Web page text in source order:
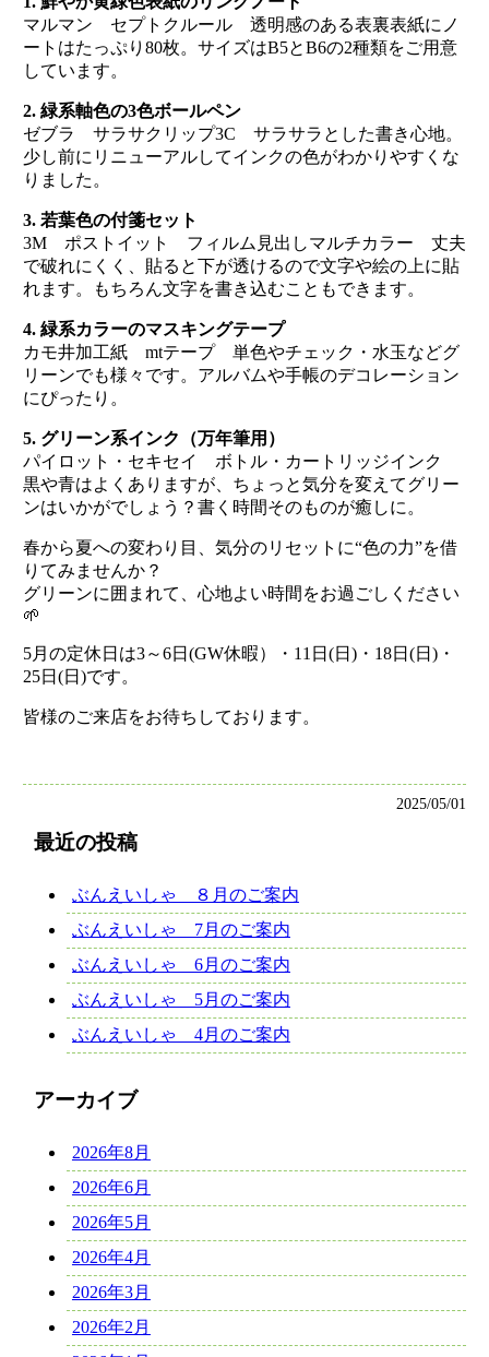
マルマン セプトクルール 透明感のある表裏表紙にノ
ートはたっぷり80枚。サイズはB5とB6の2種類をご用意
しています。
2. 緑系軸色の3色ボールペン
ゼブラ サラサクリップ3C サラサラとした書き心地。
少し前にリニューアルしてインクの色がわかりやすくな
りました。
3. 若葉色の付箋セット
3M ポストイット フィルム見出しマルチカラー 丈夫
で破れにくく、貼ると下が透けるので文字や絵の上に貼
れます。もちろん文字を書き込むこともできます。
4. 緑系カラーのマスキングテープ
カモ井加工紙 mtテープ 単色やチェック・水玉などグ
リーンでも様々です。アルバムや手帳のデコレーション
にぴったり。
5. グリーン系インク（万年筆用）
パイロット・セキセイ ボトル・カートリッジインク
黒や青はよくありますが、ちょっと気分を変えてグリー
ンはいかがでしょう？書く時間そのものが癒しに。
春から夏への変わり目、気分のリセットに“色の力”を借
りてみませんか？
グリーンに囲まれて、心地よい時間をお過ごしください
🌱
5月の定休日は3～6日(GW休暇）・11日(日)・18日(日)・
25日(日)です。
皆様のご来店をお待ちしております。
2025/05/01
最近の投稿
ぶんえいしゃ ８月のご案内
ぶんえいしゃ 7月のご案内
ぶんえいしゃ 6月のご案内
ぶんえいしゃ 5月のご案内
ぶんえいしゃ 4月のご案内
アーカイブ
2026年8月
2026年6月
2026年5月
2026年4月
2026年3月
2026年2月